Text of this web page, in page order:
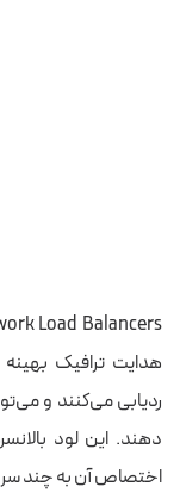
هدایت ترافیک
دهند. این لود
اختصاص آن به چند